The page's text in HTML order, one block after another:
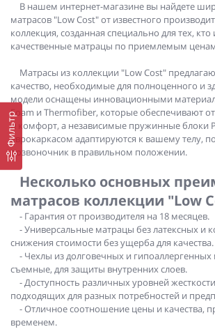
Фильтр
В нашем интернет-магазине вы найдете
матрасов "Low Cost" от известного
коллекция, созданная специально для тех,
качественные матрацы по приемлемым
Матрасы из коллекции "Low Cost"
качество, необходимые для полноценного и
модели оснащены инновационными
Foam и Thermofiber, которые обеспечивают
и комфорт, а независимые пружинные блоки
еврокаркасом адаптируются к вашему телу,
позвоночник в правильном положении.
Несколько основных
матрасов коллекции "Low
- Гарантия от производителя на 18 месяцев.
- Универсальные матрацы без латексных и
снижения стоимости без ущерба для качества.
- Чехлы из долговечных и гипоаллергенных
съемные, для защиты внутренних слоев.
- Доступность различных уровней
подходящих для разных потребностей и
- Отличное соотношение цены и качества,
временем.